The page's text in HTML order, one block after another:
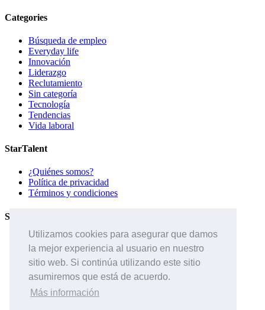
Utilizamos cookies para asegurar que damos
la mejor experiencia al usuario en nuestro
sitio web. Si continúa utilizando este sitio
asumiremos que está de acuerdo.
Más información
Categories
Búsqueda de empleo
Everyday life
Innovación
Liderazgo
Reclutamiento
Sin categoría
Tecnología
Tendencias
Vida laboral
StarTalent
¿Quiénes somos?
Política de privacidad
Términos y condiciones
Servicios
Páginas de carreras
Sistema ATS
Contáctanos
Páginas de carreras
Sistema ATS